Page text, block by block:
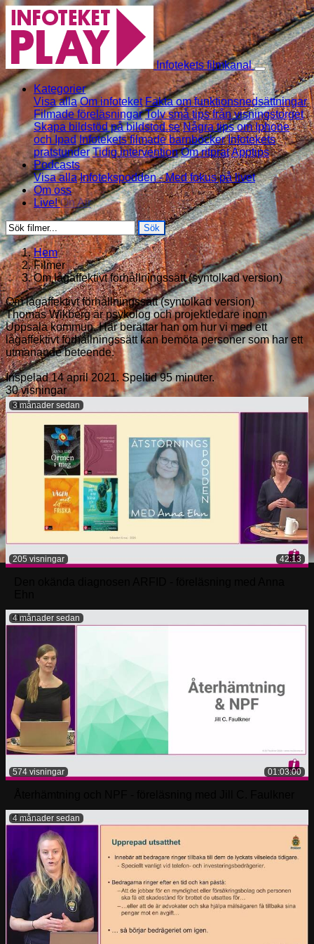
Skip to content
Infotekets filmkanal
Kategorier
Visa alla Om infoteket Fakta om funktionsnedsättningar
Filmade föreläsningar Tolv små tips från visningstorget
Skapa bildstöd på bildstod.se Några tips om Iphone
och Ipad Infotekets filmade barnböcker Infotekets
pratstunder Tidig intervention Om ritpratApptips
Podcasts
Visa alla Infotekspodden - Med fokus på livet
Om oss
Live!On Air
Sök
Hem
Filmer
Om lågaffektivt förhållningssätt (syntolkad version)
Om lågaffektivt förhållningssätt (syntolkad version)
Thomas Wikberg är psykolog och projektledare inom
Uppsala kommun. Här berättar han om hur vi med ett
lågaffektivt förhållningssätt kan bemöta personer som har ett
utmanande beteende.
Inspelad 14 april 2021. Speltid 95 minuter.
30 visningar
42:13
205 visningar
3 månader sedan
01:03:00
574 visningar
4 månader sedan
4 månader sedan